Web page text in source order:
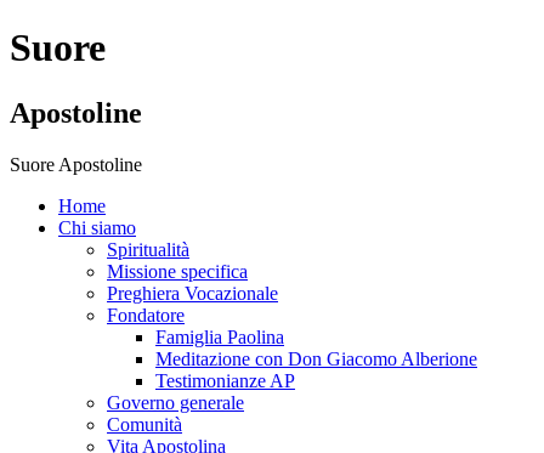
Suore
Apostoline
Suore Apostoline
Home
Chi siamo
Spiritualità
Missione specifica
Preghiera Vocazionale
Fondatore
Famiglia Paolina
Meditazione con Don Giacomo Alberione
Testimonianze AP
Governo generale
Comunità
Vita Apostolina